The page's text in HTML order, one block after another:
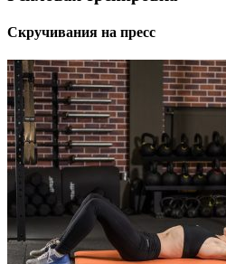
Скручивания на пресс